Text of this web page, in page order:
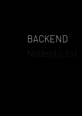
BACKEND
Nodejs(js,ts)